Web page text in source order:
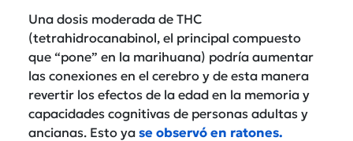
Una dosis moderada de THC
(tetrahidrocanabinol, el principal compuesto
que “pone” en la marihuana) podría aumentar
las conexiones en el cerebro y de esta manera
revertir los efectos de la edad en la memoria y
capacidades cognitivas de personas adultas y
ancianas. Esto ya se observó en ratones.